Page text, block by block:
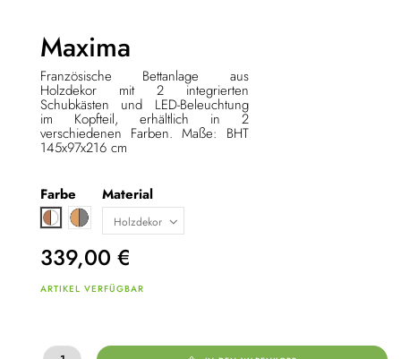
Maxima
Französische Bettanlage aus
Holzdekor mit 2 integrierten
Schubkästen und LED-Beleuchtung
im Kopfteil, erhältlich in 2
verschiedenen Farben. Maße: BHT
145x97x216 cm
Farbe
Braun / weiß
Hellbraun / grau
Material
339,00 €
ARTIKEL VERFÜGBAR